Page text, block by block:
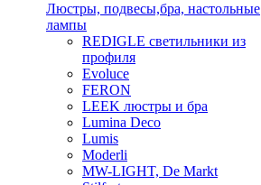
Люстры, подвесы,бра, настольные
лампы
REDIGLE светильники из
профиля
Evoluce
FERON
LEEK люстры и бра
Lumina Deco
Lumis
Moderli
MW-LIGHT, De Markt